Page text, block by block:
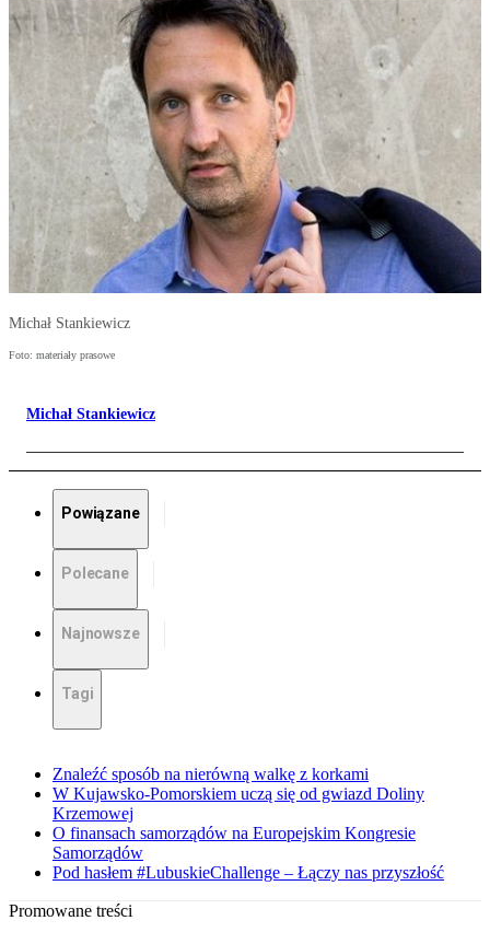
Michał Stankiewicz
Foto: materiały prasowe
Michał Stankiewicz
Powiązane
Polecane
Najnowsze
Tagi
Znaleźć sposób na nierówną walkę z korkami
W Kujawsko-Pomorskiem uczą się od gwiazd Doliny
Krzemowej
O finansach samorządów na Europejskim Kongresie
Samorządów
Pod hasłem #LubuskieChallenge – Łączy nas przyszłość
Promowane treści